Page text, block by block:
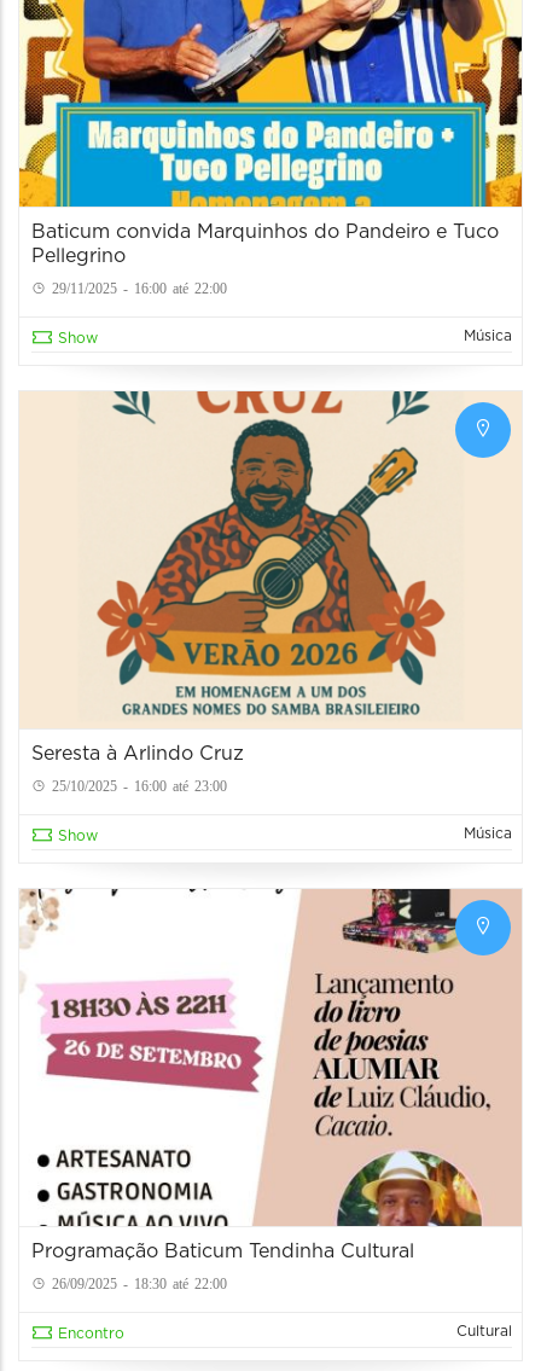
Baticum convida Marquinhos do Pandeiro e Tuco
Pellegrino
29/11/2025 - 16:00 até 22:00
Show Música
Seresta à Arlindo Cruz
25/10/2025 - 16:00 até 23:00
Show Música
Programação Baticum Tendinha Cultural
26/09/2025 - 18:30 até 22:00
Encontro Cultural